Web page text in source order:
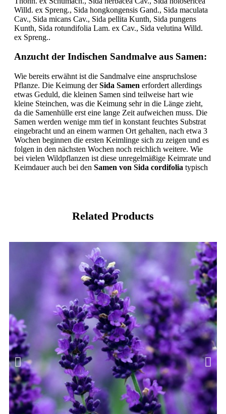
Willd. ex Spreng., Sida hongkongensis Gand., Sida maculata
Cav., Sida micans Cav., Sida pellita Kunth, Sida pungens
Kunth, Sida rotundifolia Lam. ex Cav., Sida velutina Willd.
ex Spreng..
Anzucht der Indischen Sandmalve aus Samen:
Wie bereits erwähnt ist die Sandmalve eine anspruchslose
Pflanze. Die Keimung derSida Samen erfordert allerdings
etwas Geduld, die kleinen Samen sind teilweise hart wie
kleine Steinchen, was die Keimung sehr in die Länge zieht,
da die Samenhülle erst eine lange Zeit aufweichen muss. Die
Samen werden wenige mm tief in konstant feuchtes Substrat
eingebracht und an einem warmen Ort gehalten, nach etwa 3
Wochen beginnen die ersten Keimlinge sich zu zeigen und es
folgen in den nächsten Wochen noch reichlich weitere. Wie
bei vielen Wildpflanzen ist diese unregelmäßige Keimrate und
Keimdauer auch bei den Samen von Sida cordifolia typisch
Related Products